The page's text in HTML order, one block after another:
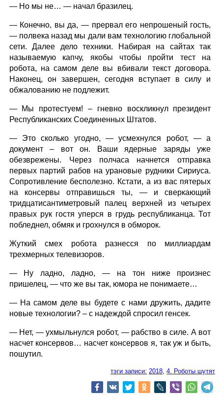
— Но мы не… — начал бразилец.
— Конечно, вы да, — прервал его непрошеный гость,
— полвека назад мы дали вам технологию глобальной
сети. Далее дело техники. Набирая на сайтах так
называемую капчу, якобы чтобы пройти тест на
робота, на самом деле вы вбивали текст договора.
Наконец, он завершен, сегодня вступает в силу и
обжалованию не подлежит.
— Мы протестуем! – гневно воскликнул президент
Республиканских Соединенных Штатов.
— Это сколько угодно, — усмехнулся робот, — а
документ – вот он. Ваши ядерные заряды уже
обезврежены. Через полчаса начнется отправка
первых партий рабов на урановые рудники Сириуса.
Сопротивление бесполезно. Кстати, а из вас пятерых
на консервы отправишься ты, — и сверкающий
тридцатисантиметровый палец верхней из четырех
правых рук гостя уперся в грудь республиканца. Тот
побледнел, обмяк и грохнулся в обморок.
Жуткий смех робота разнесся по миллиардам
трехмерных телевизоров.
— Ну ладно, ладно, — на тон ниже произнес
пришелец, — что же вы так, юмора не понимаете…
— На самом деле вы будете с нами дружить, дадите
новые технологии? – с надеждой спросил генсек.
— Нет, — ухмыльнулся робот, — рабство в силе. А вот
насчет консервов… насчет консервов я, так уж и быть,
пошутил.
тэги записи: 2018 4. Роботы шутят